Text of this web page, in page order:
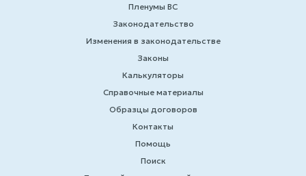
Пленумы ВС
Законодательство
Изменения в законодательстве
Законы
Калькуляторы
Справочные материалы
Образцы договоров
Контакты
Помощь
Поиск